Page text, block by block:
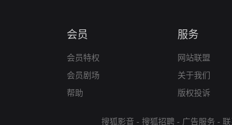
会员
会员特权
会员剧场
帮助
服务
网站联盟
关于我们
版权投诉
搜狐影音 - 搜狐招聘 - 广告服务 -